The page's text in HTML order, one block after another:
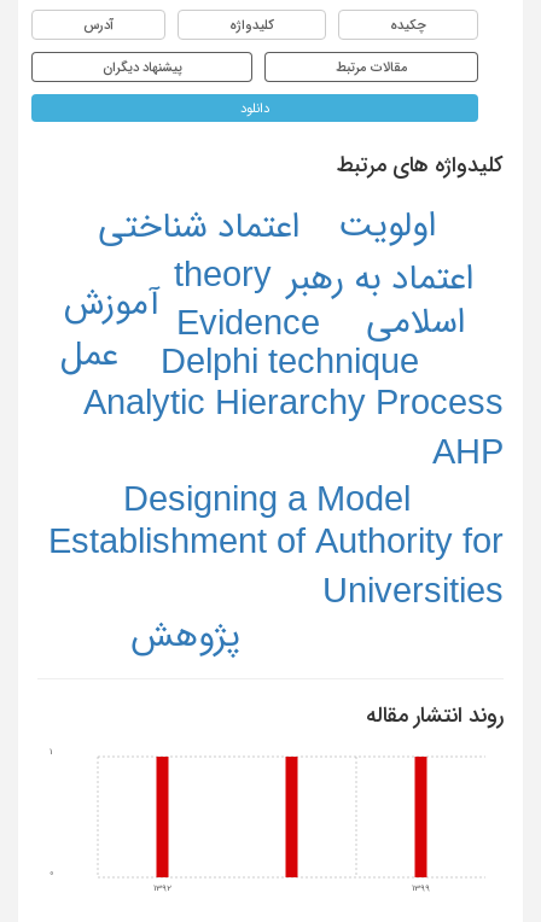
چکیده کلیدواژه آدرس
مقالات مرتبط پیشنهاد دیگران
دانلود
کلیدواژه های مرتبط
Analytic Hierarchy Process
AHP
Delphi technique
Designing a Model
Establishment of Authority for
Universities
Evidence
theory اعتماد به رهبر
اعتماد شناختي
عمل
آموزش اسلامی
اولویت
پژوهش
روند انتشار مقاله
1392 1399
0
1